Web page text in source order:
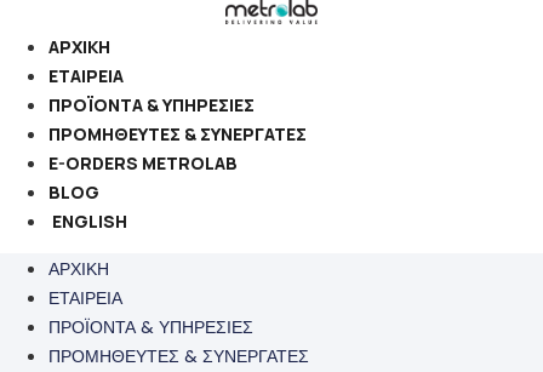
στο
περιεχόμενο
ΑΡΧΙΚΗ
ΕΤΑΙΡΕΙΑ
ΠΡΟΪΟΝΤΑ & ΥΠΗΡΕΣΙΕΣ
ΠΡΟΜΗΘΕΥΤΕΣ & ΣΥΝΕΡΓΑΤΕΣ
E-ORDERS METROLAB
BLOG
ENGLISH
ΑΡΧΙΚΗ
ΕΤΑΙΡΕΙΑ
ΠΡΟΪΟΝΤΑ & ΥΠΗΡΕΣΙΕΣ
ΠΡΟΜΗΘΕΥΤΕΣ & ΣΥΝΕΡΓΑΤΕΣ